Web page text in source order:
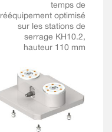
temps de
rééquipement optimisé
sur les stations de
serrage KH10.2,
hauteur 110 mm